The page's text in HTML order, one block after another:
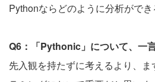
Pythonならどのように分析ができ
Q6：「Pythonic」について、一
先入観を持たずに考えるより、